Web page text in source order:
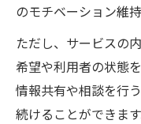
のモチベーション維
ただし、サービスの
希望や利用者の状態
情報共有や相談を行
続けることができます